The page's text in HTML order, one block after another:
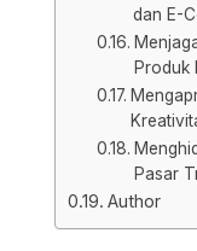
dan E-
Produk
Pasar
Author